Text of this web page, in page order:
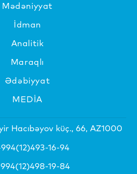
Mədəniyyat
İdman
Analitik
Maraqlı
Ədəbiyyat
MEDİA
Hacıbəyov küç., 66, AZ1000
16-94
19-84